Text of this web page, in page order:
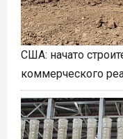
США: начато
коммерческого